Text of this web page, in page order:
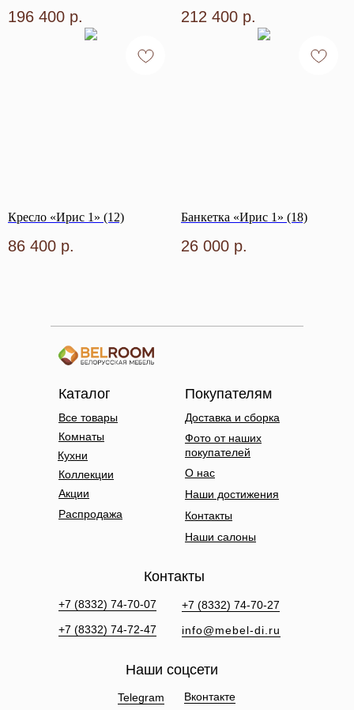
196 400 р. 212 400 р.
Кресло «Ирис 1» (12)
86 400 р.
Банкетка «Ирис 1» (18)
26 000 р.
Все товары
Комнаты
Коллекции
Акции
Распродажа
+7 (8332) 74-70-07
+7 (8332) 74-72-47
+7 (8332) 74-70-27
info@mebel-di.ru
Контакты
Наши соцсети
Telegram
Покупателям
Каталог
Доставка и сборка
Фото от наших
покупателей
О нас
Контакты
Наши салоны
Вконтакте
Наши достижения
Кухни